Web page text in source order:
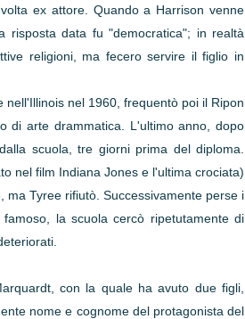
ex attore. Quando a Harrison venne
risposta data fu "democratica"; in realtà
religioni, ma fecero servire il figlio in
nel 1960, frequentò poi il Ripon
di arte drammatica. L'ultimo anno, dopo
scuola, tre giorni prima del diploma.
nel film Indiana Jones e l'ultima crociata)
Tyree rifiutò. Successivamente perse i
la scuola cercò ripetutamente di
con la quale ha avuto due figli,
nome e cognome del protagonista del